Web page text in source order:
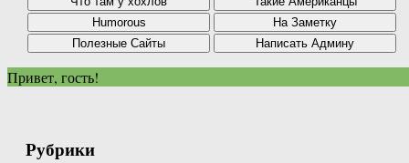
Привет, гость!
Рубрики